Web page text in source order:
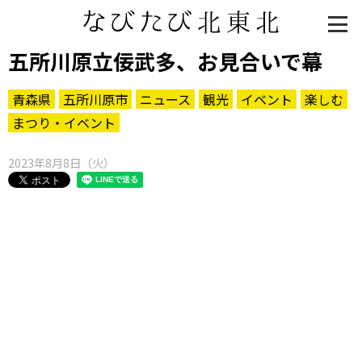
五所川原立佞武多、お見合いで幕
青森県 五所川原市 ニュース 観光 イベント
楽しむ
まつり・イベント
2023年8月8日（火）